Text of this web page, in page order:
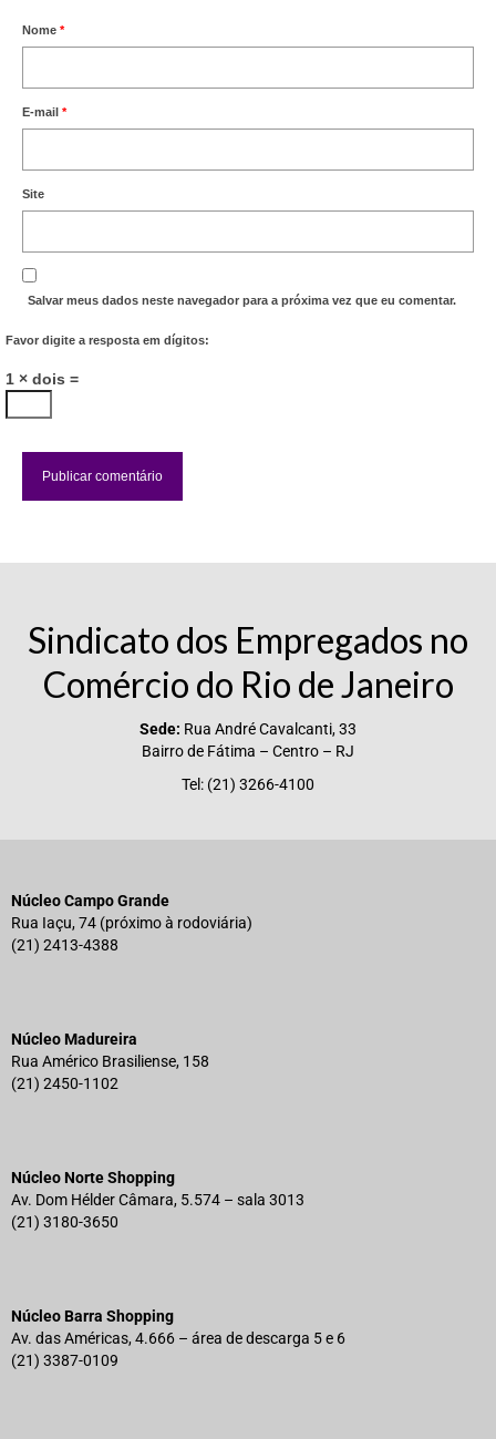
Perguntas frequentes
EMPRESAS
Boletos
Seja um conveniado
COMUNICAÇÃO
PESQUISA 6×1
Nome *
E-mail *
Site
Salvar meus dados neste navegador para a próxima vez que eu comentar.
Favor digite a resposta em dígitos:
1 × dois =
Sindicato dos Empregados no
Comércio do Rio de Janeiro
Sede: Rua André Cavalcanti, 33
Bairro de Fátima – Centro – RJ
Tel: (21) 3266-4100
Núcleo Campo Grande
Rua Iaçu, 74 (próximo à rodoviária)
(21) 2413-4388
Núcleo Madureira
Rua Américo Brasiliense, 158
(21) 2450-1102
Núcleo Norte Shopping
Av. Dom Hélder Câmara, 5.574 – sala 3013
(21) 3180-3650
Núcleo Barra Shopping
Av. das Américas, 4.666 – área de descarga 5 e 6
(21) 3387-0109